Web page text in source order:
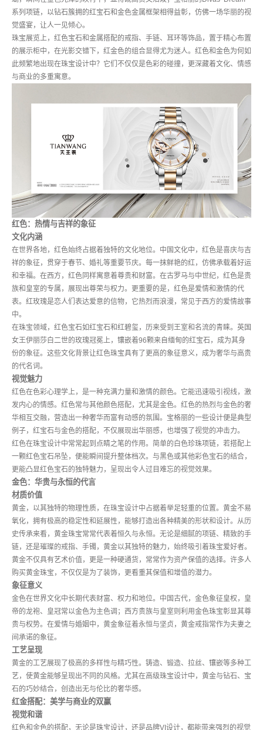
系列项链，以钻石簇拥的红宝石和金色金属框架相得益彰，仿佛一场华丽的视
觉盛宴，让人一见倾心。
珠宝展览上，红色宝石和金属搭配的戒指、手链、耳环等饰品，置于精心布置
的展示柜中，在光影交错下，红金色的组合显得尤为迷人。红色和金色为何如
此频繁地出现在珠宝设计中？它们不仅仅是色彩的碰撞，更深藏着文化、情感
与商业的多重寓意。
红色：热情与吉祥的象征
文化内涵
在世界各地，红色始终占据着独特的文化地位。中国文化中，红色是喜庆与吉
祥的象征，贯穿于春节、婚礼等重要节庆。每一抹鲜艳的红，仿佛承载着好运
和幸福。在西方，红色同样寓意着尊贵和财富。在古罗马与中世纪，红色是贵
族和皇室的专属，展现出尊荣与权力。更重要的是，红色是爱情和激情的代
表。红玫瑰是恋人们表达爱意的信物，它热烈而浪漫，常见于西方的爱情故事
中。
在珠宝领域，红色宝石如红宝石和红碧玺，历来受到王室和名流的青睐。英国
女王伊丽莎白二世的玫瑰冠冕上，镶嵌着96颗来自缅甸的红宝石，成为其身
份的象征。这些文化背景让红色珠宝具有了更高的象征意义，成为奢华与高贵
的代名词。
视觉魅力
红色在色彩心理学上，是一种充满力量和激情的颜色。它能迅速吸引视线，激
发内心的情感。红色常与其他颜色搭配，尤其是金色。红色的热烈与金色的奢
华相互交融，营造出一种奢华而富有动感的氛围。宝格丽的一些设计便是典型
例子，红宝石与金色的搭配，不仅展现出华丽感，也增强了视觉的冲击力。
红色在珠宝设计中常常起到点睛之笔的作用。简单的白色珍珠项链，若搭配上
一颗红色宝石吊坠，便能瞬间提升整体档次。与黑色或其他彩色宝石的结合，
更能凸显红色宝石的独特魅力，呈现出令人过目难忘的视觉效果。
金色：华贵与永恒的代言
材质价值
黄金，以其独特的物理性质，在珠宝设计中占据着举足轻重的位置。黄金不易
氧化，拥有极高的稳定性和延展性，能够打造出各种精美的形状和设计。从历
史传承来看，黄金珠宝常常代表着恒久与永恒。无论是细腻的项链、精致的手
链，还是璀璨的戒指、手镯，黄金以其独特的魅力，始终吸引着珠宝爱好者。
黄金不仅具有艺术价值，更是一种硬通货，常常作为资产保值的选择。许多人
购买黄金珠宝，不仅仅是为了装饰，更看重其保值和增值的潜力。
象征意义
金色在世界文化中长期代表财富、权力和地位。中国古代，金色象征皇权，皇
帝的龙袍、皇冠常以金色为主色调；西方贵族与皇室则利用金色珠宝彰显其尊
贵与权势。在爱情与婚姻中，黄金象征着永恒与坚贞，黄金戒指常作为夫妻之
间承诺的象征。
工艺呈现
黄金的工艺展现了极高的多样性与精巧性。铸造、锻造、拉丝、镶嵌等多种工
艺，使黄金能够呈现出不同的风格。尤其在高级珠宝设计中，黄金与钻石、宝
石的巧妙结合，创造出无与伦比的奢华感。
红金搭配：美学与商业的双赢
视觉和谐
红色和金色的搭配，无论是珠宝设计，还是品牌VI设计，都能带来强烈的视觉